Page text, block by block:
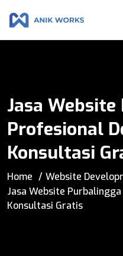
Jasa
Profesional
Konsultasi
Home
Website
Jasa Website
Konsultasi Gratis